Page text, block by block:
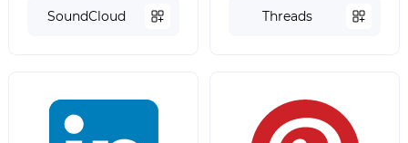
SoundCloud Threads